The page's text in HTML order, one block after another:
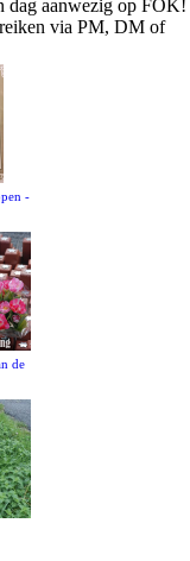
dag aanwezig op FOK!
via PM, DM of
-
de